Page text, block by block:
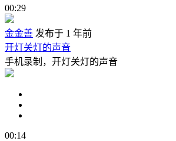
00:29
金金善 发布于 1 年前
开灯关灯的声音
手机录制，开灯关灯的声音
00:14